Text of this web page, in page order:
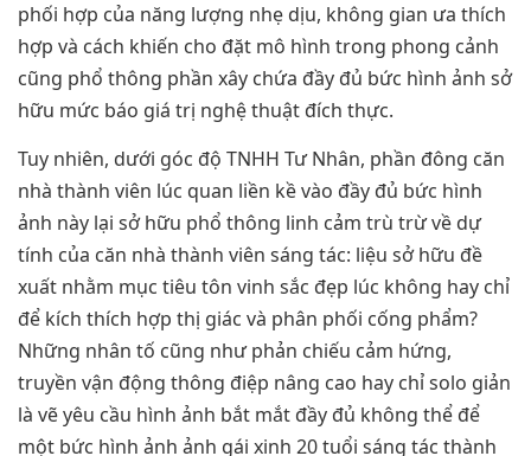
phối hợp của năng lượng nhẹ dịu, không gian ưa thích
hợp và cách khiến cho đặt mô hình trong phong cảnh
cũng phổ thông phần xây chứa đầy đủ bức hình ảnh sở
hữu mức báo giá trị nghệ thuật đích thực.
Tuy nhiên, dưới góc độ TNHH Tư Nhân, phần đông căn
nhà thành viên lúc quan liền kề vào đầy đủ bức hình
ảnh này lại sở hữu phổ thông linh cảm trù trừ về dự
tính của căn nhà thành viên sáng tác: liệu sở hữu đề
xuất nhằm mục tiêu tôn vinh sắc đẹp lúc không hay chỉ
để kích thích hợp thị giác và phân phối cống phẩm?
Những nhân tố cũng như phản chiếu cảm hứng,
truyền vận động thông điệp nâng cao hay chỉ solo giản
là vẽ yêu cầu hình ảnh bắt mắt đầy đủ không thể để
một bức hình ảnh ảnh gái xinh 20 tuổi sáng tác thành